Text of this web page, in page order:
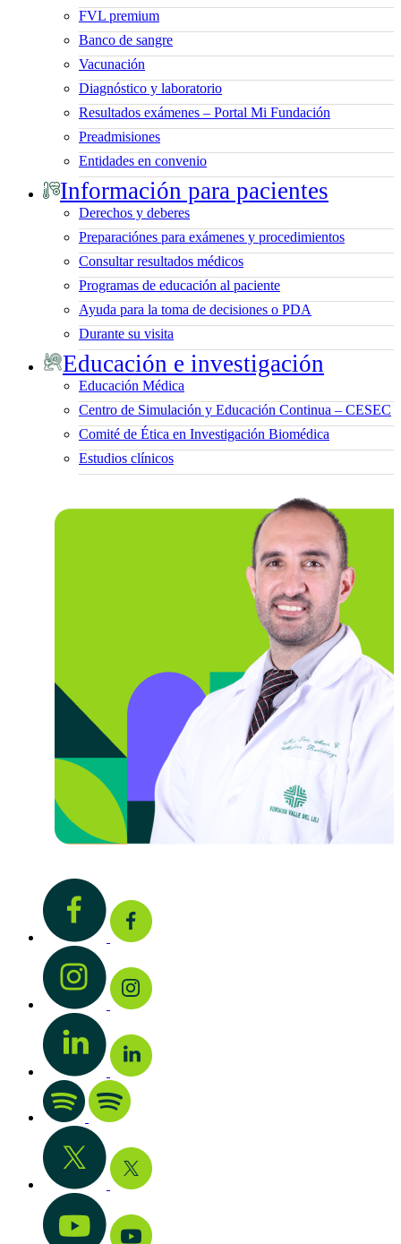
FVL premium
Banco de sangre
Vacunación
Diagnóstico y laboratorio
Resultados exámenes – Portal Mi Fundación
Preadmisiones
Entidades en convenio
Información para pacientes
Derechos y deberes
Preparaciónes para exámenes y procedimientos
Consultar resultados médicos
Programas de educación al paciente
Ayuda para la toma de decisiones o PDA
Durante su visita
Educación e investigación
Educación Médica
Centro de Simulación y Educación Continua – CESEC
Comité de Ética en Investigación Biomédica
Estudios clínicos